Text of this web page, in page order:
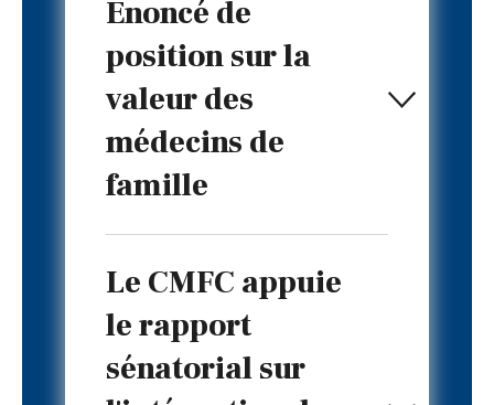
Énoncé de
position sur la
valeur des
médecins de
famille
Le CMFC appuie
le rapport
sénatorial sur